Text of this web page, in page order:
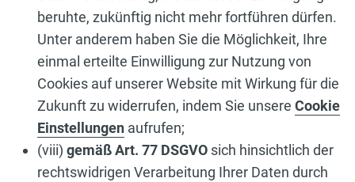
beruhte, zukünftig nicht mehr fortführen dürfen.
Unter anderem haben Sie die Möglichkeit, Ihre
einmal erteilte Einwilligung zur Nutzung von
Cookies auf unserer Website mit Wirkung für die
Zukunft zu widerrufen, indem Sie unsere Cookie
Einstellungen aufrufen;
(viii) gemäß Art. 77 DSGVO sich hinsichtlich der
rechtswidrigen Verarbeitung Ihrer Daten durch